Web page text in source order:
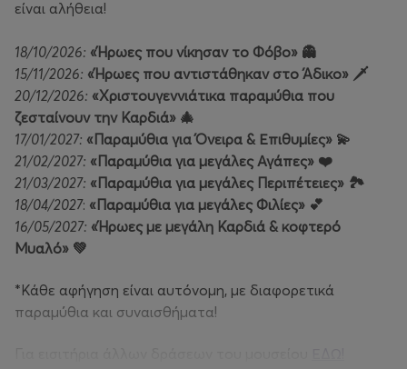
είναι αλήθεια!
18/10/2026: «Ήρωες που νίκησαν το Φόβο» 👻
15/11/2026: «Ήρωες που αντιστάθηκαν στο Άδικο» 🗡️
20/12/2026: «Χριστουγεννιάτικα παραμύθια που
ζεσταίνουν την Καρδιά» 🎄
17/01/2027: «Παραμύθια για Όνειρα & Επιθυμίες» 💫
21/02/2027: «Παραμύθια για μεγάλες Αγάπες» ❤️
21/03/2027: «Παραμύθια για μεγάλες Περιπέτειες» 🏞️
18/04/2027: «Παραμύθια για μεγάλες Φιλίες» 💕
16/05/2027: «Ήρωες με μεγάλη Καρδιά & κοφτερό
Μυαλό» 💚
*Κάθε αφήγηση είναι αυτόνομη, με διαφορετικά
παραμύθια και συναισθήματα!